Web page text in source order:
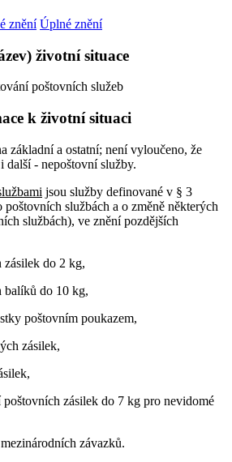
znění Úplné znění
životní situace
poštovních služeb
k životní situaci
základní a ostatní; není vyloučeno, že
další - nepoštovní služby.
jsou služby definované v § 3
službách a o změně některých
službách), ve znění pozdějších
zásilek do 2 kg,
balíků do 10 kg,
poštovním poukazem,
zásilek,
poštovních zásilek do 7 kg pro nevidomé
závazků.